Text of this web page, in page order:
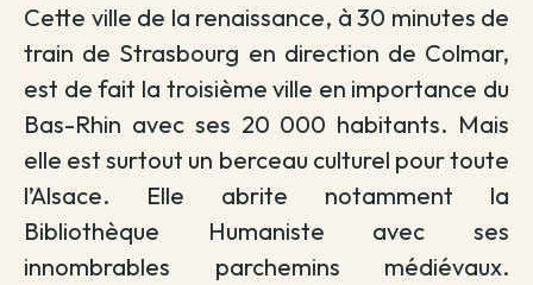
Cette ville de la renaissance, à 30 minutes de
train de Strasbourg en direction de Colmar,
est de fait la troisième ville en importance du
Bas-Rhin avec ses 20 000 habitants. Mais
elle est surtout un berceau culturel pour toute
l’Alsace. Elle abrite notamment la
Bibliothèque Humaniste avec ses
innombrables parchemins médiévaux.